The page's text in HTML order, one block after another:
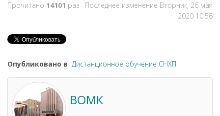
Прочитано 14101 раз
Последнее изменение Вторник, 26 мая
2020 10:56
Опубликовано в Дистанционное обучение СНХП
ВОМК